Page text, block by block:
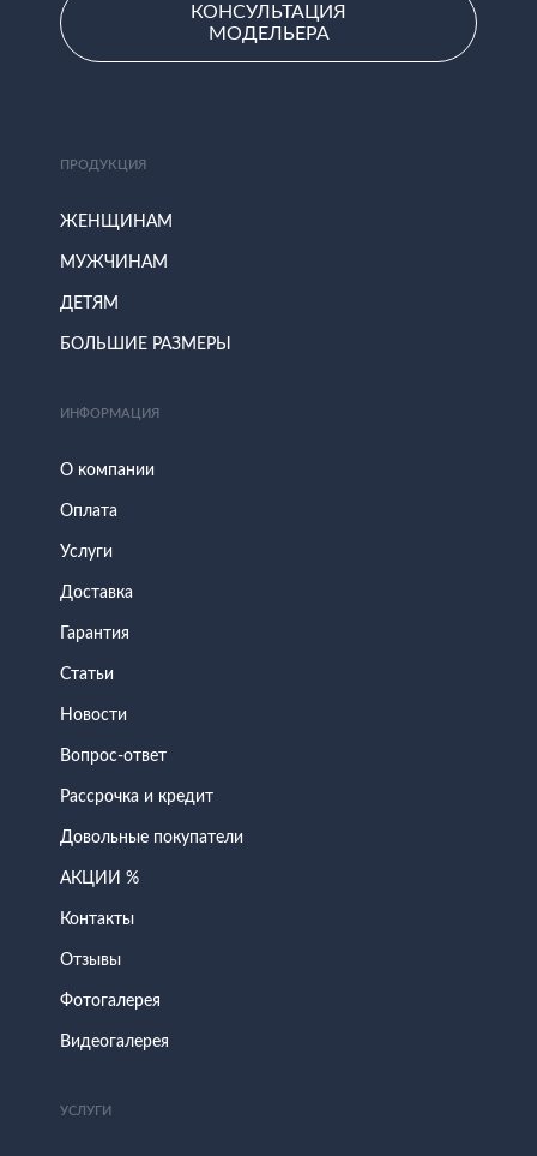
КОНСУЛЬТАЦИЯ
МОДЕЛЬЕРА
ПРОДУКЦИЯ
ЖЕНЩИНАМ
МУЖЧИНАМ
ДЕТЯМ
БОЛЬШИЕ РАЗМЕРЫ
ИНФОРМАЦИЯ
О компании
Оплата
Услуги
Доставка
Гарантия
Статьи
Новости
Вопрос-ответ
Рассрочка и кредит
Довольные покупатели
АКЦИИ %
Контакты
Отзывы
Фотогалерея
Видеогалерея
УСЛУГИ